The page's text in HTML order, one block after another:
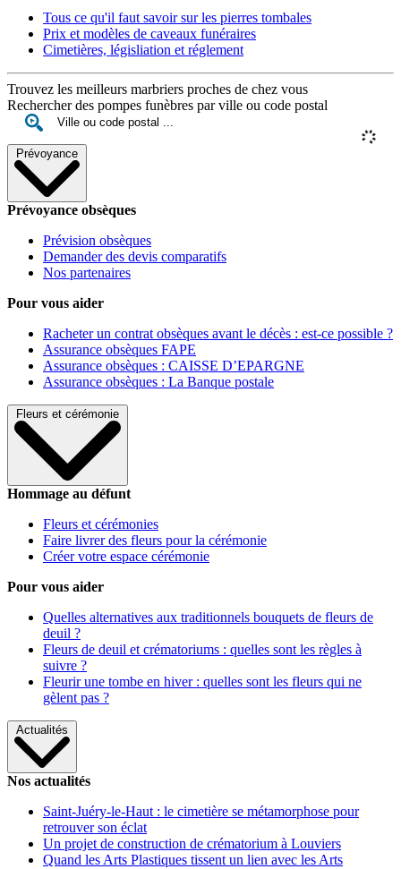
Tous ce qu'il faut savoir sur les pierres tombales
Prix et modèles de caveaux funéraires
Cimetières, législiation et réglement
Trouvez les meilleurs marbriers proches de chez vous
Rechercher des pompes funèbres par ville ou code postal
Prévoyance
Prévoyance obsèques
Prévision obsèques
Demander des devis comparatifs
Nos partenaires
Pour vous aider
Racheter un contrat obsèques avant le décès : est-ce possible ?
Assurance obsèques FAPE
Assurance obsèques : CAISSE D’EPARGNE
Assurance obsèques : La Banque postale
Fleurs et cérémonie
Hommage au défunt
Fleurs et cérémonies
Faire livrer des fleurs pour la cérémonie
Créer votre espace cérémonie
Pour vous aider
Quelles alternatives aux traditionnels bouquets de fleurs de
deuil ?
Fleurs de deuil et crématoriums : quelles sont les règles à
suivre ?
Fleurir une tombe en hiver : quelles sont les fleurs qui ne
gèlent pas ?
Actualités
Nos actualités
Saint-Juéry-le-Haut : le cimetière se métamorphose pour
retrouver son éclat
Un projet de construction de crématorium à Louviers
Quand les Arts Plastiques tissent un lien avec les Arts